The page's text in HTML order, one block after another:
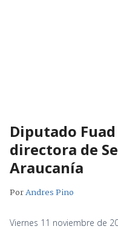
Diputado
directora de
Araucanía
PorAndres Pino
Viernes 11 noviembre de